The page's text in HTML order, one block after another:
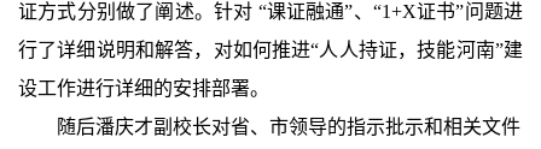
证方式分别做了阐述。针对 “课证融通”、“1+X证书”问题进
行了详细说明和解答，对如何推进“人人持证，技能河南”建
设工作进行详细的安排部署。
随后潘庆才副校长对省、市领导的指示批示和相关文件